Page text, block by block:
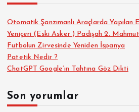
Otomatik Şanzımanlı Araçlarda Yapılan
Yeniçeri (Eski Asker ) Padişah 2.
Futbolun Zirvesinde Yeniden İspanya
Patetik Nedir ?
ChatGPT Google’ın Tahtına Göz Dikti
Son yorumlar